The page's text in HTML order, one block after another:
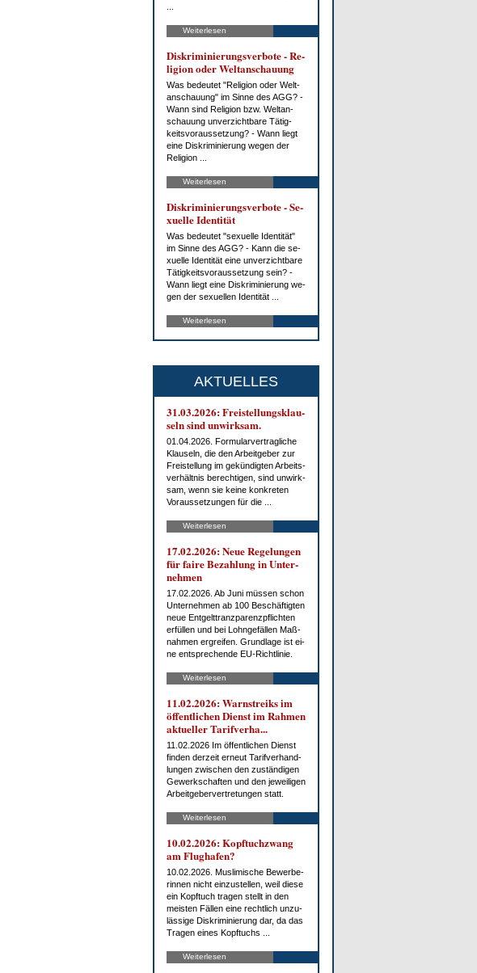
Weiterlesen
Dis­kri­mi­nie­rungs­ver­bo­te - Re­
li­gi­on oder Welt­an­schau­ung
Was be­deu­tet "Re­li­gi­on oder Welt­
an­schau­ung" im Sin­ne des AGG? -
Wann sind Re­li­gi­on bzw. Welt­an­
schau­ung un­ver­zicht­ba­re Tä­tig­
keits­vor­aus­set­zung? - Wann liegt
ei­ne Dis­kri­mi­nie­rung we­gen der
Re­li­gi­on ...
Weiterlesen
Dis­kri­mi­nie­rungs­ver­bo­te - Se­
xu­el­le Iden­ti­tät
Was be­deu­tet "se­xu­el­le Iden­ti­tät"
im Sin­ne des AGG? - Kann die se­
xu­el­le Iden­ti­tät ei­ne un­ver­zicht­ba­re
Tä­tig­keits­vor­aus­set­zung sein? -
Wann liegt ei­ne Dis­kri­mi­nie­rung we­
gen der se­xu­el­len Iden­ti­tät ...
Weiterlesen
AKTUELLES
31.03.2026: Frei­stel­lungs­klau­
seln sind un­wirk­sam.
01.04.2026. For­mu­lar­ver­trag­li­che
Klau­seln, die den Ar­beit­ge­ber zur
Frei­stel­lung im ge­kün­dig­ten Ar­beits­
ver­hält­nis be­rech­ti­gen, sind un­wirk­
sam, wenn sie kei­ne kon­kre­ten
Vor­aus­set­zun­gen für die ...
Weiterlesen
17.02.2026: Neue Re­ge­lun­gen
für fai­re Be­zah­lung in Un­ter­
neh­men
17.02.2026. Ab Ju­ni müs­sen schon
Un­ter­neh­men ab 100 Be­schäf­tig­ten
neue Ent­gelt­tranz­pa­renz­pflich­ten
er­fül­len und bei Lohn­ge­fäl­len Maß­
nah­men er­grei­fen. Grund­la­ge ist ei­
ne ent­spre­chen­de EU-Richt­li­nie.
Weiterlesen
11.02.2026: Warn­streiks im
öf­fent­li­chen Dienst im Rah­men
ak­tu­el­ler Ta­rif­ver­ha...
11.02.2026 Im öf­fent­li­chen Dienst
fin­den der­zeit er­neut Ta­rif­ver­hand­
lun­gen zwi­schen den zu­stän­di­gen
Ge­werk­schaf­ten und den je­wei­li­gen
Ar­beit­ge­ber­ver­tre­tun­gen statt.
Weiterlesen
10.02.2026: Kopf­tuch­zwang
am Flug­ha­fen?
10.02.2026. Mus­li­mi­sche Be­wer­be­
rin­nen nicht ein­zu­stel­len, weil die­se
ein Kopf­tuch tra­gen stellt in den
meis­ten Fäl­len ei­ne recht­lich un­zu­
läs­si­ge Dis­kri­mi­nie­rung dar, da das
Tra­gen ei­nes Kopf­tuchs ...
Weiterlesen